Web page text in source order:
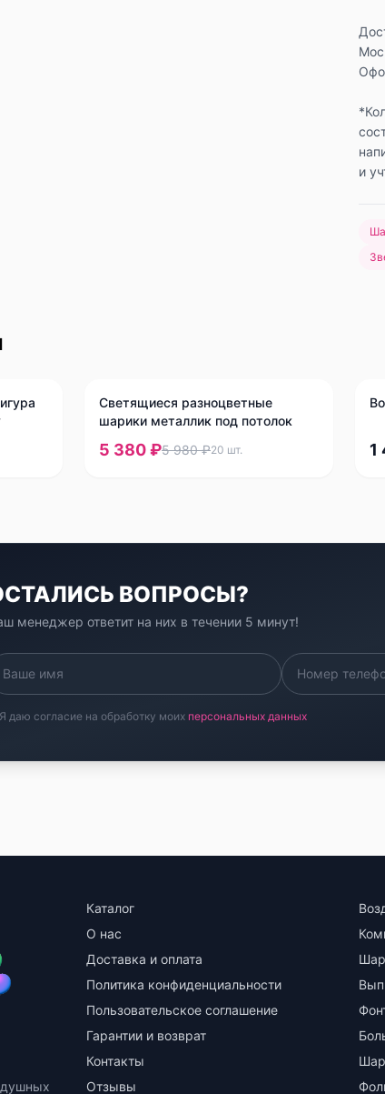
и
-10%
Светящиеся разноцветные
шарики металлик под потолок
5 380 ₽5 980 ₽20 шт. 1
ВОПРОСЫ?
менеджер ответит на них в течении 5 минут!
Я даю согласие на обработку моих персональных данных
Каталог
О нас
Доставка и оплата
Политика конфиденциальности
Пользовательское соглашение
Гарантии и возврат
Контакты
Отзывы